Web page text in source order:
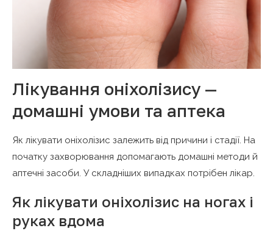
Лікування оніхолізису —
домашні умови та аптека
Як лікувати оніхолізис залежить від причини і стадії. На
початку захворювання допомагають домашні методи й
аптечні засоби. У складніших випадках потрібен лікар.
Як лікувати оніхолізис на ногах і
руках вдома